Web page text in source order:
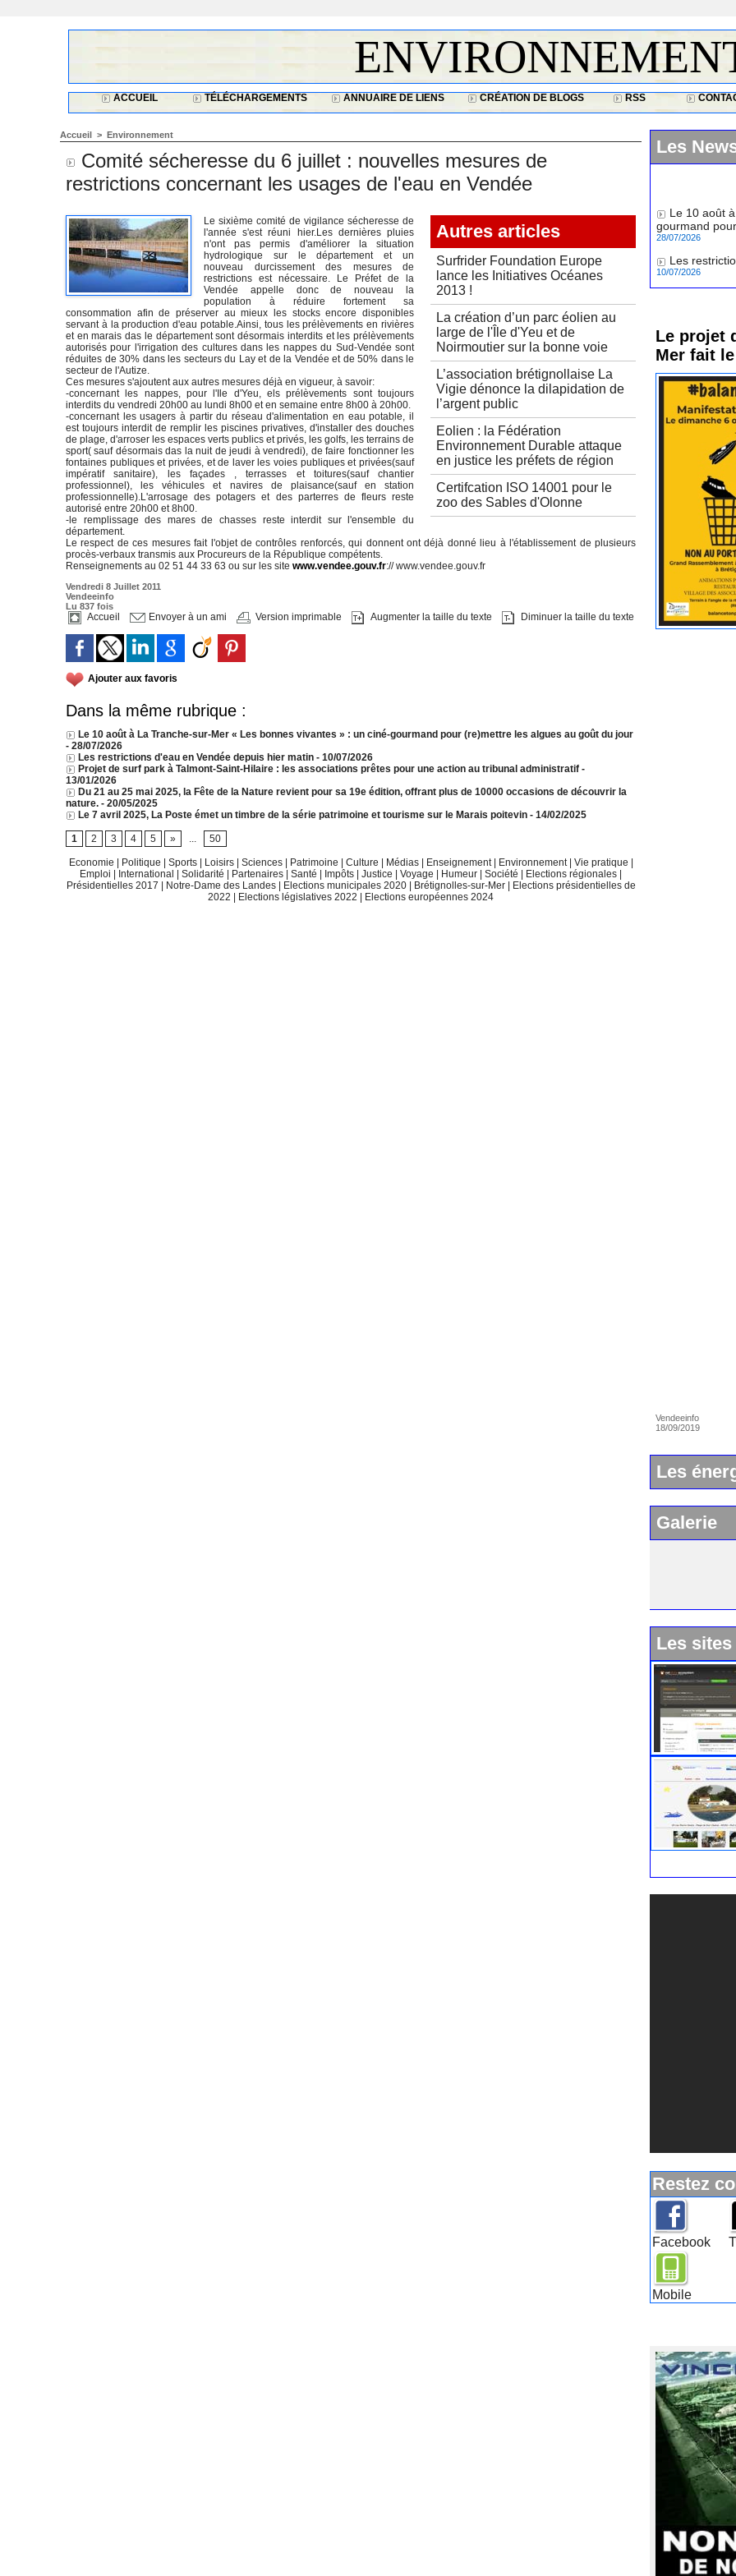
ACCUEIL TÉLÉCHARGEMENTS ANNUAIRE DE LIENS CRÉATION DE BLOGS RSS
Accueil > Environnement
Comité sécheresse du 6 juillet : nouvelles mesures de
restrictions concernant les usages de l'eau en Vendée
Autres articles
Surfrider Foundation Europe
lance les Initiatives Océanes
2013 !
La création d’un parc éolien au
large de l'Île d'Yeu et de
Noirmoutier sur la bonne voie
L’association brétignollaise La
Vigie dénonce la dilapidation de
l’argent public
Eolien : la Fédération
Environnement Durable attaque
en justice les préfets de région
Certifcation ISO 14001 pour le
zoo des Sables d'Olonne
Le sixième comité de vigilance sécheresse de
l'année s'est réuni hier.Les dernières pluies
n'ont pas permis d'améliorer la situation
hydrologique sur le département et un
nouveau durcissement des mesures de
restrictions est nécessaire. Le Préfet de la
Vendée appelle donc de nouveau la
population à réduire fortement sa
consommation afin de préserver au mieux les stocks encore disponibles
servant à la production d'eau potable.Ainsi, tous les prélèvements en rivières
et en marais das le département sont désormais interdits et les prélèvements
autorisés pour l'irrigation des cultures dans les nappes du Sud-Vendée sont
réduites de 30% dans les secteurs du Lay et de la Vendée et de 50% dans le
secteur de l'Autize.
Ces mesures s'ajoutent aux autres mesures déjà en vigueur, à savoir:
-concernant les nappes, pour l'Ile d'Yeu, els prélèvements sont toujours
interdits du vendredi 20h00 au lundi 8h00 et en semaine entre 8h00 à 20h00.
-concernant les usagers à partir du réseau d'alimentation en eau potable, il
est toujours interdit de remplir les piscines privatives, d'installer des douches
de plage, d'arroser les espaces verts publics et privés, les golfs, les terrains de
sport( sauf désormais das la nuit de jeudi à vendredi), de faire fonctionner les
fontaines publiques et privées, et de laver les voies publiques et privées(sauf
impératif sanitaire), les façades , terrasses et toitures(sauf chantier
professionnel), les véhicules et navires de plaisance(sauf en station
professionnelle).L'arrosage des potagers et des parterres de fleurs reste
autorisé entre 20h00 et 8h00.
-le remplissage des mares de chasses reste interdit sur l'ensemble du
département.
Le respect de ces mesures fait l'objet de contrôles renforcés, qui donnent ont déjà donné lieu à l'établissement de plusieurs
procès-verbaux transmis aux Procureurs de la République compétents.
Renseignements au 02 51 44 33 63 ou sur les site www.vendee.gouv.fr:// www.vendee.gouv.fr
Vendredi 8 Juillet 2011
Vendeeinfo
Lu 837 fois
Accueil Envoyer à un ami Version imprimable Augmenter la taille du texte Diminuer la taille du texte
Ajouter aux favoris
Dans la même rubrique :
Le 10 août à La Tranche-sur-Mer « Les bonnes vivantes » : un ciné-gourmand pour (re)mettre les algues au goût du jour
- 28/07/2026
Les restrictions d'eau en Vendée depuis hier matin - 10/07/2026
Projet de surf park à Talmont-Saint-Hilaire : les associations prêtes pour une action au tribunal administratif -
13/01/2026
Du 21 au 25 mai 2025, la Fête de la Nature revient pour sa 19e édition, offrant plus de 10000 occasions de découvrir la
nature. - 20/05/2025
Le 7 avril 2025, La Poste émet un timbre de la série patrimoine et tourisme sur le Marais poitevin - 14/02/2025
1 2 3 4 5 » ... 50
Economie Politique Sports Loisirs Sciences Patrimoine Culture Médias Enseignement Environnement Vie pratique
Emploi
International Solidarité Partenaires Santé Impôts Justice Voyage Humeur Société Elections régionales
Présidentielles 2017
Notre-Dame des Landes Elections municipales 2020 Brétignolles-sur-Mer
Elections présidentielles de
2022
Elections législatives 2022 Elections européennes 2024
Les
gourmand
28/07/2026
10/07/2026
Le projet
Mer fait
Vendeeinfo
18/09/2019
Les
Galerie
Les
Restez
Facebook
Mobile